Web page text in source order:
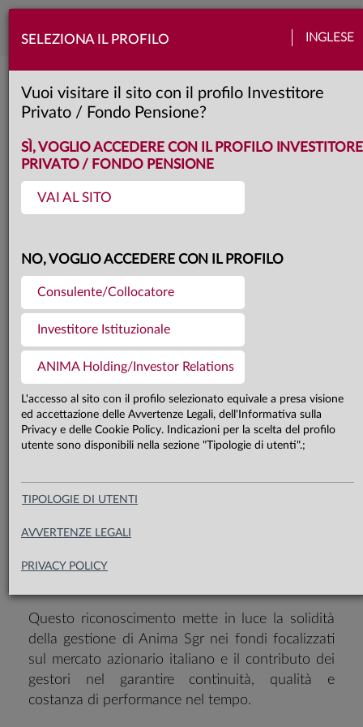
SELEZIONA IL PROFILO INGLESE
Vuoi visitare il sito con il profilo Investitore
Privato / Fondo Pensione?
SÌ, VOGLIO ACCEDERE CON IL PROFILO INVESTITORE
PRIVATO / FONDO PENSIONE
VAI AL SITO
NO, VOGLIO ACCEDERE CON IL PROFILO
Consulente/Collocatore
Investitore Istituzionale
ANIMA Holding/Investor Relations
L'accesso al sito con il profilo selezionato equivale a presa visione
ed accettazione delle Avvertenze Legali, dell'Informativa sulla
Privacy e delle Cookie Policy. Indicazioni per la scelta del profilo
utente sono disponibili nella sezione "Tipologie di utenti".;
TIPOLOGIE DI UTENTI
AVVERTENZE LEGALI
PRIVACY POLICY
ANIMA SGR PREMIATA AI
CITYWIRE ITALIA
MANAGER&GROUP
AWARDS 2025
La Società è risultata vincitrice
categoria Equity Italia per la gestione
dei fondi di questo specifico settore
Portfolio Manager and Group Awards, Anima Sgr
è stata premiata come Società vincitrice nella
Questo riconoscimento mette in luce la solidità
della gestione di Anima Sgr nei fondi focalizzati
sul mercato azionario italiano e il contributo dei
gestori nel garantire continuità, qualità e
costanza di performance nel tempo.